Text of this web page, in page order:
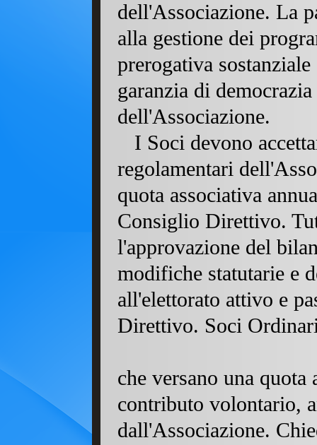
dell'Associazione. La
alla gestione dei
prerogativa
garanzia di
dell'Associazione.
I Soci devono
regolamentari
quota associativa
Consiglio Direttivo.
l'approvazione del
modifiche statutarie e
all'elettorato attivo e
Direttivo. Soci
che versano una
contributo volontario,
dall'Associazione.